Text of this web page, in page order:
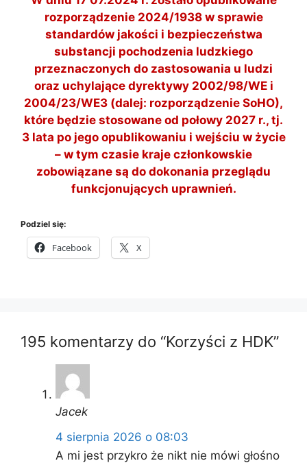
rozporządzenie 2024/1938 w sprawie
standardów jakości i bezpieczeństwa
substancji pochodzenia ludzkiego
przeznaczonych do zastosowania u ludzi
oraz uchylające dyrektywy 2002/98/WE i
2004/23/WE3 (dalej: rozporządzenie SoHO),
które będzie stosowane od połowy 2027 r., tj.
3 lata po jego opublikowaniu i wejściu w życie
– w tym czasie kraje członkowskie
zobowiązane są do dokonania przeglądu
funkcjonujących uprawnień.
Podziel się:
Facebook X
195 komentarzy do “Korzyści z HDK”
Jacek
4 sierpnia 2026 o 08:03
A mi jest przykro że nikt nie mówi głośno